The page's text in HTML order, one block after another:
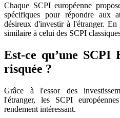
Chaque SCPI européenne
spécifiques pour répondre aux
désireux d'investir à l'étranger.
similaire à celui des SCPI
Est-ce qu’une SCPI
risquée ?
Grâce à l'essor des
l'étranger, les SCPI
rendement intéressant.